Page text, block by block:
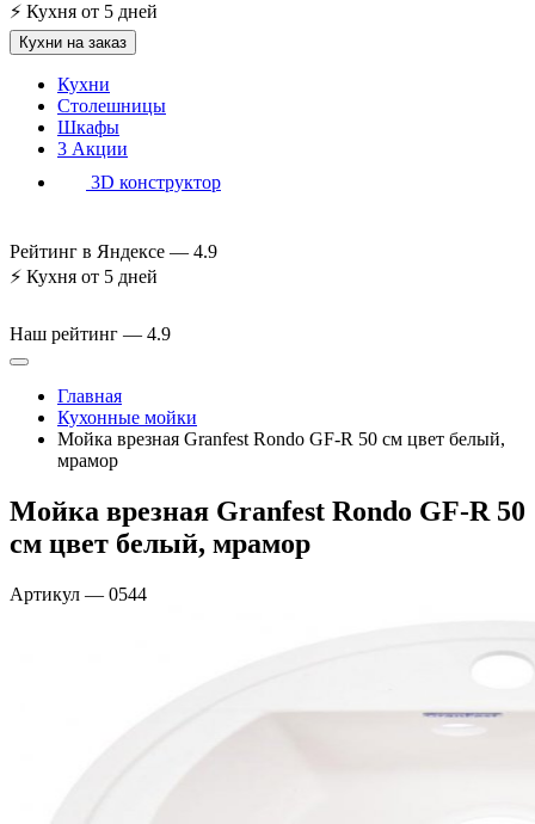
⚡ Кухня от 5 дней
Кухни на заказ
Кухни
Столешницы
Шкафы
3 Акции
3D конструктор
Рейтинг в Яндексе — 4.9
⚡ Кухня от 5 дней
Наш рейтинг — 4.9
Главная
Кухонные мойки
Мойка врезная Granfest Rondo GF-R 50 см цвет белый,
мрамор
Мойка врезная Granfest Rondo GF-R 50
см цвет белый, мрамор
Артикул — 0544